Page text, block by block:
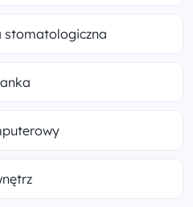
stomatologiczna